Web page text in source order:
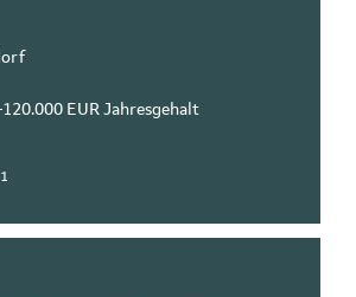
EUR Jahresgehalt